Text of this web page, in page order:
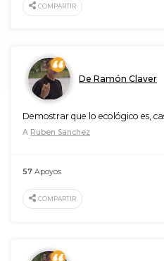
COMPARTIR
De Ramón Claver
Demostrar que lo ecológico es,
A Ruben Sanchez
57 Apoyos
COMPARTIR